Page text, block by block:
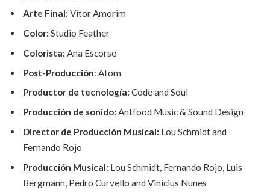
Arte Final: Vitor Amorim
Color: Studio Feather
Colorista: Ana Escorse
Post-Producción: Atom
Productor de tecnología: Code and Soul
Producción de sonido: Antfood Music & Sound Design
Director de Producción Musical: Lou Schmidt and
Fernando Rojo
Producción Musical: Lou Schmidt, Fernando Rojo, Luis
Bergmann, Pedro Curvello and Vinicius Nunes